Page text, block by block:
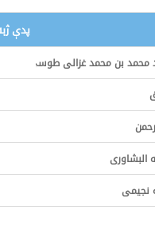
پدې
محمد بن محمد غزالی طوسی
البشاوری
نجیمی